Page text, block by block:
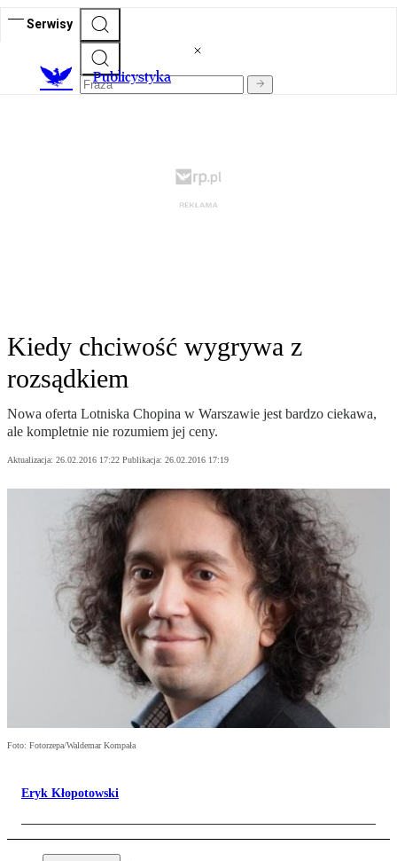
Serwisy
Publicystyka
Kiedy chciwość wygrywa z
rozsądkiem
Nowa oferta Lotniska Chopina w Warszawie jest bardzo ciekawa,
ale kompletnie nie rozumiem jej ceny.
Aktualizacja: 26.02.2016 17:22 Publikacja: 26.02.2016 17:19
Foto: Fotorzepa/Waldemar Kompała
Eryk Kłopotowski